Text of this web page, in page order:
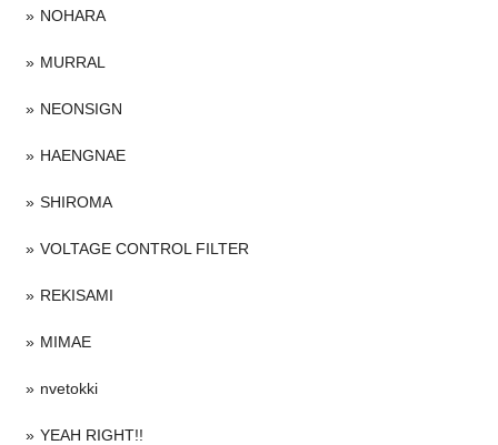
NOHARA
MURRAL
NEONSIGN
HAENGNAE
SHIROMA
VOLTAGE CONTROL FILTER
REKISAMI
MIMAE
nvetokki
YEAH RIGHT!!